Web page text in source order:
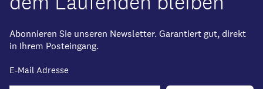
Abonnieren Sie unseren Newsletter. Garantiert gut, direkt
in Ihrem Posteingang.
E-Mail Adresse